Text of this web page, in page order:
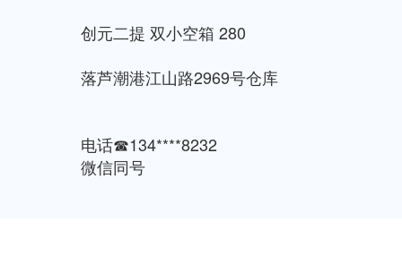
创元二提 双小空箱 280
落芦潮港江山路2969号仓库
电话☎134****8232
微信同号